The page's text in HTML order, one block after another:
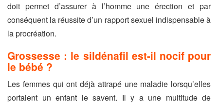
doit permet d’assurer à l’homme une érection et par
conséquent la réussite d’un rapport sexuel indispensable à
la procréation.
Grossesse : le sildénafil est-il nocif pour
le bébé ?
Les femmes qui ont déjà attrapé une maladie lorsqu’elles
portaient un enfant le savent. Il y a une multitude de